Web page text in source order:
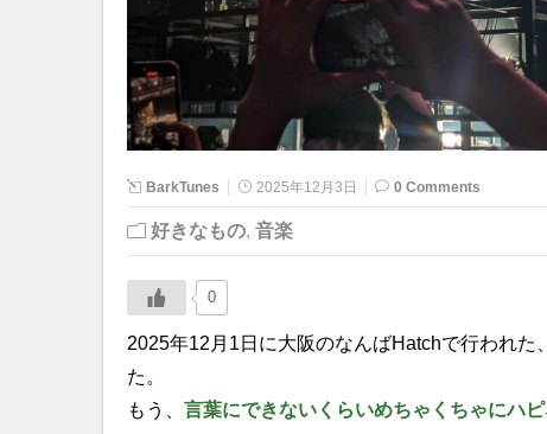
BarkTunes 2025年12月3日 0 Comments
好きなもの, 音楽
0
2025年12月1日に大阪のなんばHatchで行われた
た。
もう、 言葉にできないくらいめちゃくちゃにハ